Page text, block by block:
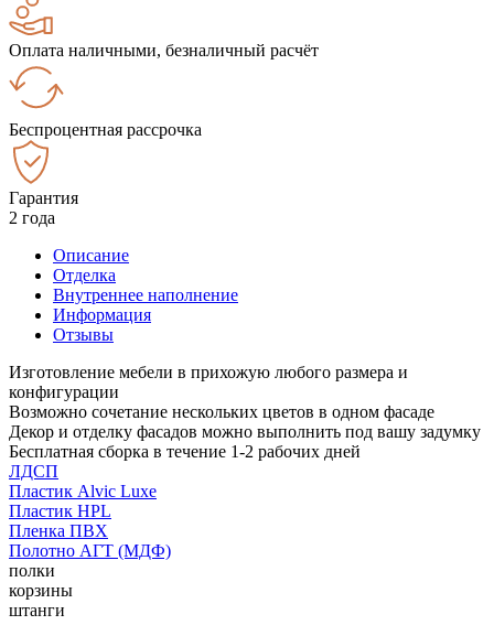
Оплата наличными, безналичный расчёт
Беспроцентная рассрочка
Гарантия
2 года
Описание
Отделка
Внутреннее наполнение
Информация
Отзывы
Изготовление мебели в прихожую любого размера и
конфигурации
Возможно сочетание нескольких цветов в одном фасаде
Декор и отделку фасадов можно выполнить под вашу задумку
Бесплатная сборка в течение 1-2 рабочих дней
ЛДСП
Пластик Alvic Luxe
Пластик HPL
Пленка ПВХ
Полотно АГТ (МДФ)
полки
корзины
штанги